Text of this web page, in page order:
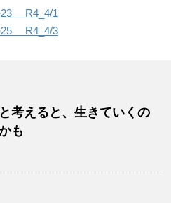
23 R4_4/1
25 R4_4/3
と考えると、生きていくの
も